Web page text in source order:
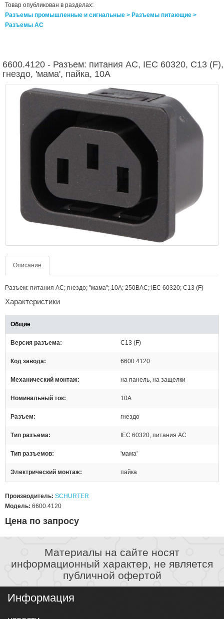
Товар опубликован в разделах:
Разъемы промышленные и сигнальные > Разъeмы питающие >
Разъeмы AC
6600.4120 - Разъем: питания AC, IEC 60320, C13 (F),
гнездо, 'мама', пайка, 10А
Описание
Разъем: питания AC; гнездо; "мама"; 10А; 250ВAC; IEC 60320; C13 (F)
Характеристики
Общие
Версия разъема C13 (F)
Код завода 6600.4120
Механический монтаж на панель, на защелки
Номинальный ток 10А
Разъем гнездо
Тип разъема IEC 60320, питания AC
Тип разъемов 'мама'
Электрический монтаж пайка
Производитель: SCHURTER
Модель: 6600.4120
Цена по запросу
Материалы на сайте носят
информационный характер, не является
публичной офертой
Информация